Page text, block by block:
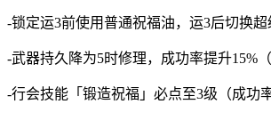
-锁定运3前使用普通祝福油，运3后切换超
-武器持久降为5时修理，成功率提升15%（
-行会技能「锻造祝福」必点至3级（成功率